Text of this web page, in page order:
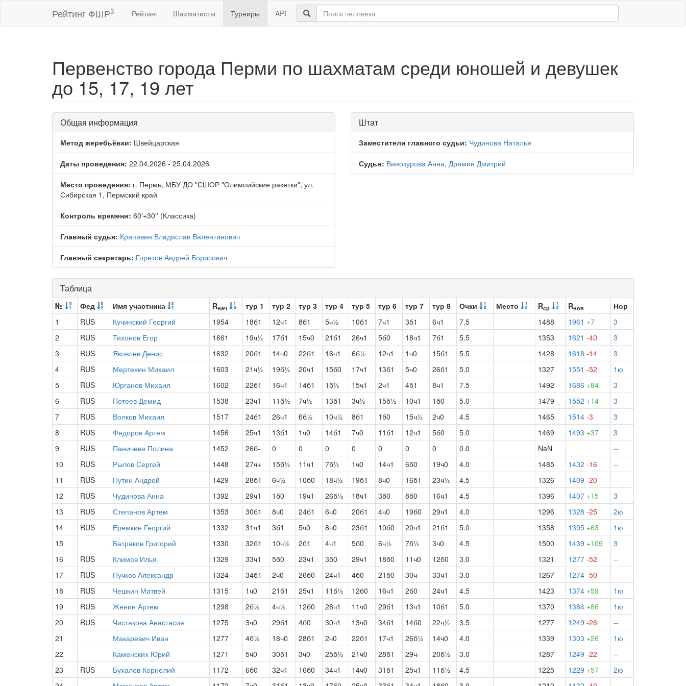
Рейтинг ФШРβ Рейтинг Шахматисты Турниры API
Первенство города Перми по шахматам среди юношей и девушек
до 15, 17, 19 лет
Общая информация
Метод жеребьёвки: Швейцарская
Даты проведения: 22.04.2026 - 25.04.2026
Место проведения: г. Пермь, МБУ ДО "СШОР "Олимпийские ракетки", ул.
Сибирская 1, Пермский край
Контроль времени: 60'+30'' (Классика)
Главный судья: Крапивин Владислав Валентинович
Главный секретарь: Горетов Андрей Борисович
Штат
Заместители главного судьи: Чудинова Наталья
Судьи: Винокурова Анна, Дрямин Дмитрий
Таблица
№ Фед Имя участника Rнач тур 1 тур 2 тур 3 тур 4 тур 5 тур 6 тур 7 тур 8 Очки Место Rср Rнов
Нор
1
RUS Кучинский Георгий 1954 18б1 12ч1 8б1 5ч½ 10б1 7ч1 3б1 6ч1 7.5 1488 1961 +7
3
2
RUS Тихонов Егор 1661 19ч½ 17б1 15ч0 21б1 26ч1 5б0 18ч1 7б1 5.5 1353 1621 -40
3
3
RUS Яковлев Денис 1632 20б1 14ч0 22б1 16ч1 6б½ 12ч1 1ч0 15б1 5.5 1428 1618 -14
3
4
RUS Мертехин Михаил 1603 21ч½ 19б½ 20ч1 15б0 17ч1 13б1 5ч0 26б1 5.0 1327 1551 -52
1ю
5
RUS Юрганов Михаил 1602 22б1 16ч1 14б1 1б½ 15ч1 2ч1 4б1 8ч1 7.5 1492 1686 +84
3
6
RUS Потеев Демид 1538 23ч1 11б½ 7ч½ 13б1 3ч½ 15б½ 10ч1 1б0 5.0 1479 1552 +14
3
7
RUS Волков Михаил 1517 24б1 26ч1 6б½ 10ч½ 8б1 1б0 15ч½ 2ч0 4.5 1465 1514 -3
3
8
RUS Федоров Артем 1456 25ч1 13б1 1ч0 14б1 7ч0 11б1 12ч1 5б0 5.0 1469 1493 +37
3
9
RUS Паничева Полина 1452 26б- 0 0 0 0 0 0 0 0.0 NaN
--
10
RUS Рылов Сергей 1448 27ч+ 15б½ 11ч1 7б½ 1ч0 14ч1 6б0 19ч0 4.0 1485 1432 -16
--
11
RUS Путин Андрей 1429 28б1 6ч½ 10б0 18ч½ 19б1 8ч0 16б1 23ч½ 4.5 1326 1409 -20
--
12
RUS Чудинова Анна 1392 29ч1 1б0 19ч1 26б½ 18ч1 3б0 8б0 16ч1 4.5 1396 1407 +15
3
13
RUS Степанов Артем 1353 30б1 8ч0 24б1 6ч0 20б1 4ч0 19б0 29ч1 4.0 1296 1328 -25
2ю
14
RUS Еремкин Георгий 1332 31ч1 3б1 5ч0 8ч0 23б1 10б0 20ч1 21б1 5.0 1358 1395 +63
1ю
15
Батраков Григорий 1330 32б1 10ч½ 2б1 4ч1 5б0 6ч½ 7б½ 3ч0 4.5 1500 1439 +109
3
16
RUS Климов Илья 1329 33ч1 5б0 23ч1 3б0 29ч1 18б0 11ч0 12б0 3.0 1321 1277 -52
--
17
RUS Пучков Александр 1324 34б1 2ч0 26б0 24ч1 4б0 21б0 30ч- 33ч1 3.0 1267 1274 -50
--
18
RUS Чешкин Матвей 1315 1ч0 21б1 25ч1 11б½ 12б0 16ч1 2б0 24ч1 4.5 1423 1374 +59
1ю
19
RUS Женин Артем 1298 2б½ 4ч½ 12б0 28ч1 11ч0 29б1 13ч1 10б1 5.0 1370 1384 +86
1ю
20
RUS Чистякова Анастасия 1275 3ч0 29б1 4б0 30ч1 13ч0 34б1 14б0 22ч½ 3.5 1277 1249 -26
--
21
Макаревич Иван 1277 4б½ 18ч0 28б1 2ч0 22б1 17ч1 26б½ 14ч0 4.0 1339 1303 +26
1ю
22
Каменских Юрий 1271 5ч0 30б1 3ч0 25б½ 21ч0 28б1 29ч- 20б½ 3.0 1287 1249 -22
--
23
RUS Бухалов Корнелий 1172 6б0 32ч1 16б0 34ч1 14ч0 31б1 25ч1 11б½ 4.5 1225 1229 +57
2ю